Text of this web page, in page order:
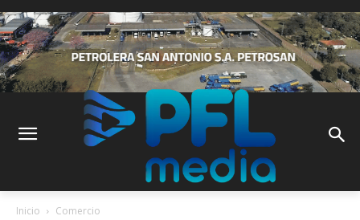
Inicio Comercio